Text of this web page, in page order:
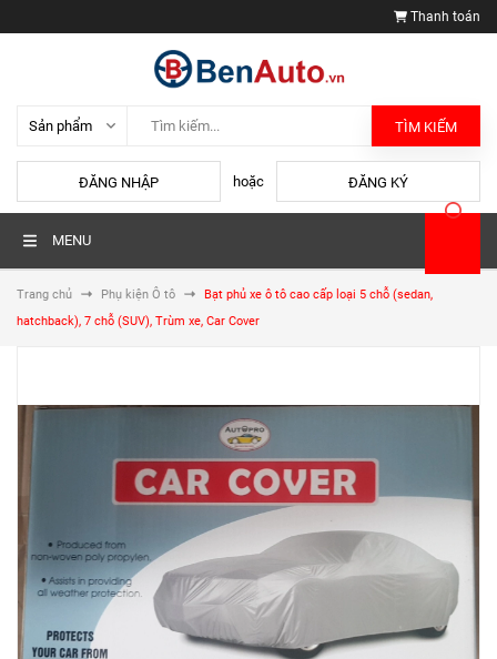
Thanh toán
TÌM KIẾM
ĐĂNG NHẬP hoặc ĐĂNG KÝ
MENU
Trang chủ Phụ kiện Ô tô
Bạt phủ xe ô tô cao cấp loại 5 chỗ (sedan,
hatchback), 7 chỗ (SUV), Trùm xe, Car Cover